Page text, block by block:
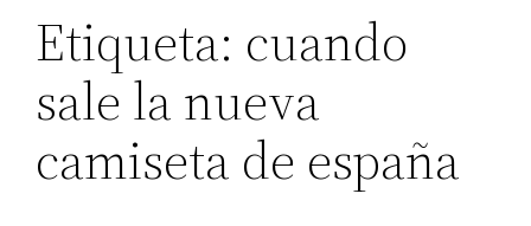
Etiqueta: cuando
sale la nueva
camiseta de españa